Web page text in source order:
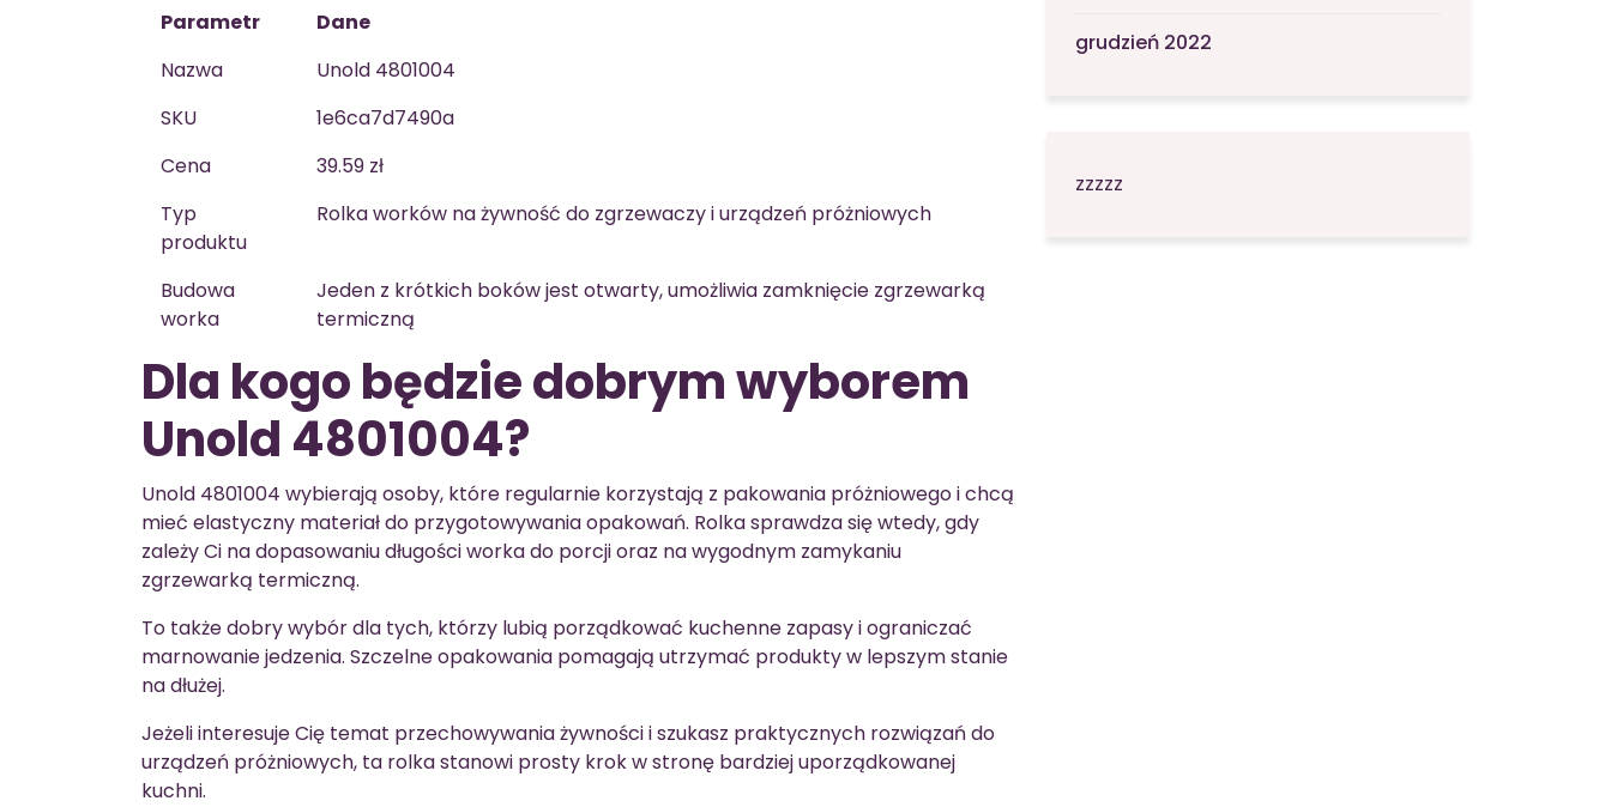
Parametr
Dane
Nazwa
Unold 4801004
SKU
1e6ca7d7490a
Cena
39.59 zł
Typ
produktu
Rolka worków na żywność do zgrzewaczy i urządzeń próżniowych
Budowa
worka
Jeden z krótkich boków jest otwarty, umożliwia zamknięcie zgrzewarką
termiczną
Dla kogo będzie dobrym wyborem
Unold 4801004?
Unold 4801004 wybierają osoby, które regularnie korzystają z pakowania próżniowego i chcą
mieć elastyczny materiał do przygotowywania opakowań. Rolka sprawdza się wtedy, gdy
zależy Ci na dopasowaniu długości worka do porcji oraz na wygodnym zamykaniu
zgrzewarką termiczną.
To także dobry wybór dla tych, którzy lubią porządkować kuchenne zapasy i ograniczać
marnowanie jedzenia. Szczelne opakowania pomagają utrzymać produkty w lepszym stanie
na dłużej.
Jeżeli interesuje Cię temat przechowywania żywności i szukasz praktycznych rozwiązań do
urządzeń próżniowych, ta rolka stanowi prosty krok w stronę bardziej uporządkowanej
kuchni.
grudzień 2022
zzzzz